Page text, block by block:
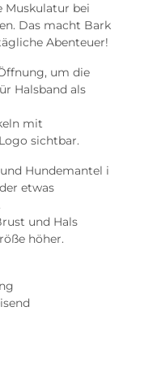
Muskulatur bei
Das macht Bark
Abenteuer!
um die
Halsband als
mit
sichtbar.
Hundemantel i
etwas
und Hals
höher.